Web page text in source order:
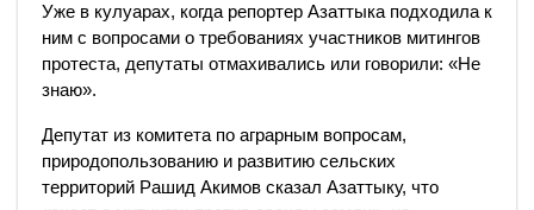
Уже в кулуарах, когда репортер Азаттыка подходила к
ним с вопросами о требованиях участников митингов
протеста, депутаты отмахивались или говорили: «Не
знаю».
Депутат из комитета по аграрным вопросам,
природопользованию и развитию сельских
территорий Рашид Акимов сказал Азаттыку, что